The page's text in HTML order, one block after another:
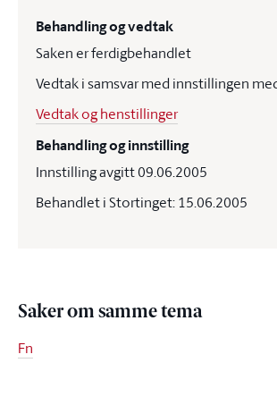
Behandling og vedtak
Saken er ferdigbehandlet
Vedtak i samsvar med innstillingen
Vedtak og henstillinger
Behandling og innstilling
Innstilling avgitt 09.06.2005
Behandlet i Stortinget: 15.06.2005
Saker om samme tema
Fn